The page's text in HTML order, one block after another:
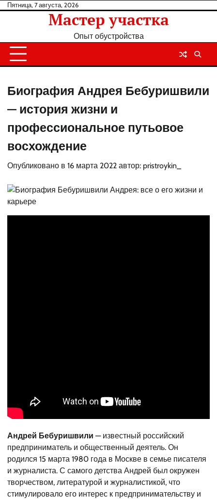
Перейти
Пятница, 7 августа, 2026
Мастер участка
Опыт обустройства
Биография Андрея Бебуришвили
— история жизни и
профессиональное путьовое
восхождение
Опубликовано в 16 марта 2022 автор: pristroykin_
Андрей Бебуришвили — известный российский
предприниматель и общественный деятель. Он
родился 15 марта 1980 года в Москве в семье писателя
и журналиста. С самого детства Андрей был окружен
творчеством, литературой и журналистикой, что
стимулировало его интерес к предпринимательству и